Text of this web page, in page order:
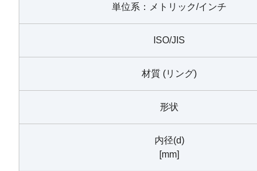
単位系：メトリック/インチ
ISO/JIS
材質 (リング)
形状
内径(d)
[mm]